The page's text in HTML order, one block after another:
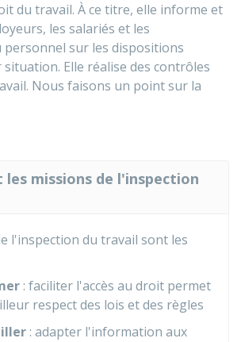
du travail. À ce titre, elle informe et
les salariés et les
sur les dispositions
Elle réalise des contrôles
Nous faisons un point sur la
les missions de l'inspection
l'inspection du travail sont les
: faciliter l'accès au droit permet
respect des lois et des règles
: adapter l'information aux